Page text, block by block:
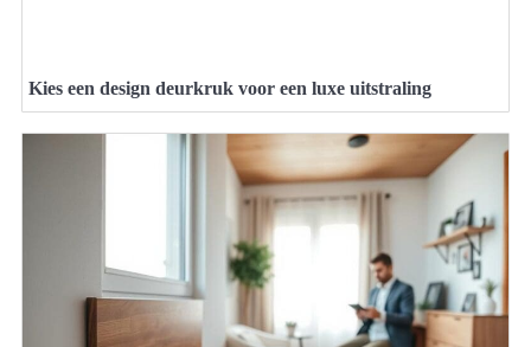
Kies een design deurkruk voor een luxe uitstraling